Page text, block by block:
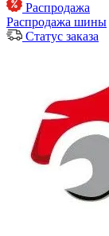
Распродажа
Распродажа шины
Статус заказа